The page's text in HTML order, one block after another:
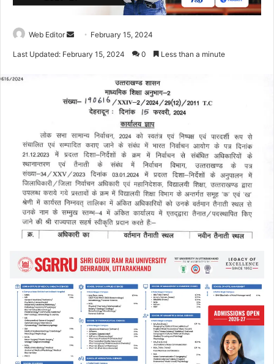
Web Editor
m
a
i
l
February 15, 2024
Last Updated: February 15, 2024 0 Less than a minute